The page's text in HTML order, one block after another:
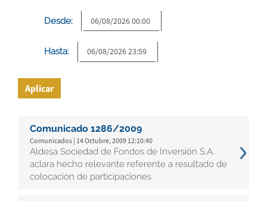
Desde:
Hasta:
Aplicar
Comunicado 1286/2009
Comunicados | 14 Octubre, 2009 12:10:40
Aldesa Sociedad de Fondos de Inversión S.A.
aclara hecho relevante referente a resultado de
colocación de participaciones